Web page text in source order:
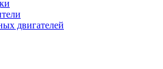
двигателей